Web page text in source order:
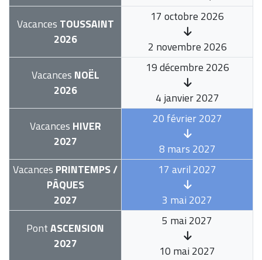
Vacances TOUSSAINT
2026
17 octobre 2026
2 novembre 2026
Vacances NOËL
2026
19 décembre 2026
4 janvier 2027
Vacances HIVER
2027
20 février 2027
8 mars 2027
Vacances PRINTEMPS /
PÂQUES
2027
17 avril 2027
3 mai 2027
PontASCENSION
2027
5 mai 2027
10 mai 2027